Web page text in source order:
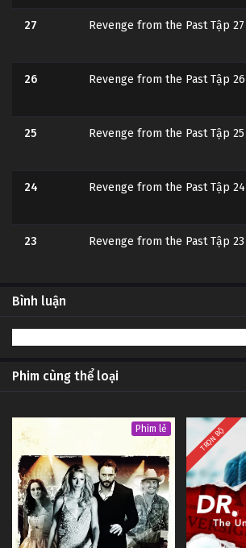
27 Revenge from the Past Tập 27
26 Revenge from the Past Tập 26
25 Revenge from the Past Tập 25
24 Revenge from the Past Tập 24
23 Revenge from the Past Tập 23
22
21 Revenge from the Past Tập 21
19 Revenge from the Past Tập 19
18 Revenge from the Past Tập 18
Bình luận
Phim cùng thể loại
Phim lẻ TRỌN BỘ